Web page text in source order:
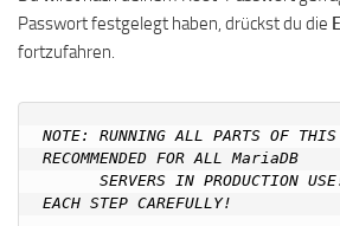
Passwort festgelegt haben, drückst du die
fortzufahren.
NOTE: RUNNING ALL PARTS OF
RECOMMENDED FOR ALL MariaDB
EACH STEP CAREFULLY!